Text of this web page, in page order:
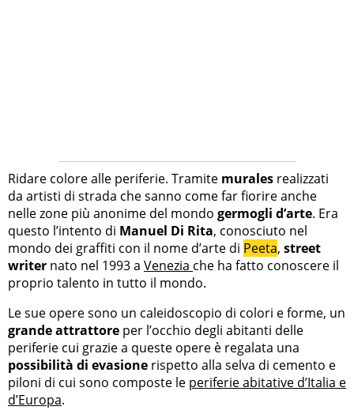
Ridare colore alle periferie. Tramite murales realizzati
da artisti di strada che sanno come far fiorire anche
nelle zone più anonime del mondo germogli d’arte. Era
questo l’intento di Manuel Di Rita, conosciuto nel
mondo dei graffiti con il nome d’arte di Peeta, street
writer nato nel 1993 a Venezia che ha fatto conoscere il
proprio talento in tutto il mondo.
Le sue opere sono un caleidoscopio di colori e forme, un
grande attrattore per l’occhio degli abitanti delle
periferie cui grazie a queste opere è regalata una
possibilità di evasione rispetto alla selva di cemento e
piloni di cui sono composte le periferie abitative d’Italia e
d’Europa.